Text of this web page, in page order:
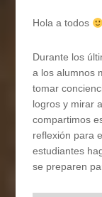
Hola a todos
Durante los
a los alumnos
tomar
logros y mirar
compartimos
reflexión para
estudiantes
se preparen